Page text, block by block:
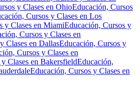
y Clases en OhioEducación, Cursos
Cursos y Clases en Los
y Clases en MiamiEducación, Cursos y
Cursos y Clases en
Clases en DallasEducación, Cursos y
Cursos y Clases en
Clases en BakersfieldEducación,
Educación, Cursos y Clases en